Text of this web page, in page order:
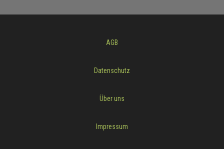
AGB
Datenschutz
Über uns
Impressum